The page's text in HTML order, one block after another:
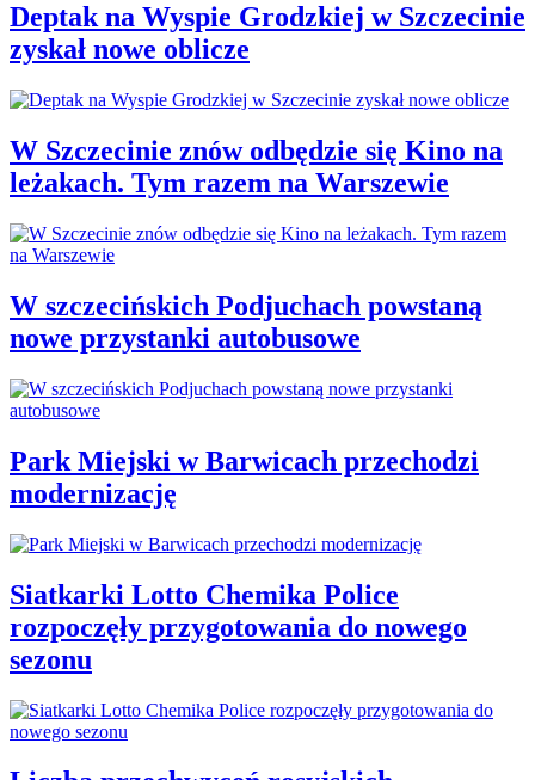
Deptak na Wyspie Grodzkiej w Szczecinie
zyskał nowe oblicze
W Szczecinie znów odbędzie się Kino na
leżakach. Tym razem na Warszewie
W szczecińskich Podjuchach powstaną
nowe przystanki autobusowe
Park Miejski w Barwicach przechodzi
modernizację
Siatkarki Lotto Chemika Police
rozpoczęły przygotowania do nowego
sezonu